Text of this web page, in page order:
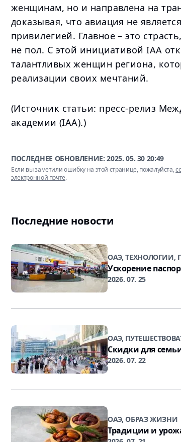
женщинам, но и направлена на
доказывая, что авиация не
привилегией. Главное – это
не пол. С этой инициативой IAA
талантливых женщин региона,
реализации своих мечтаний.
(Источник статьи: пресс-релиз
академии (IAA).)
ПОСЛЕДНЕЕ ОБНОВЛЕНИЕ:2025. 05. 30 20:49
Если вы заметили ошибку на этой странице, пожалуйста,
электронной почте.
Последние новости
ОАЭ, ТЕХНОЛОГИИ,
Ускорение
2026. 07. 25
ОАЭ,
Скидки для
2026. 07. 22
ОАЭ, ОБРАЗ ЖИЗНИ
Традиции и